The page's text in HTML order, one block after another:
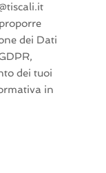
dei Dati
dei tuoi
in